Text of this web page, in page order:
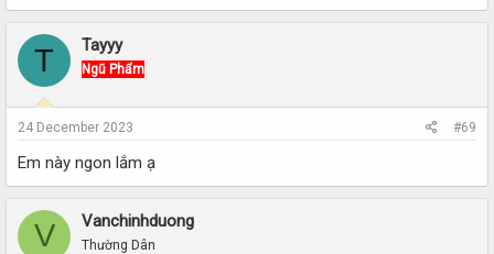
T Tayyy
Ngũ Phẩm
24 December 2023 #69
Em này ngon lắm ạ
V Vanchinhduong
Thường Dân